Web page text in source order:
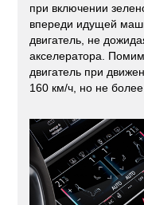
при включении
впереди идущей
двигатель, не
акселератора.
двигатель при
160 км/ч, но не